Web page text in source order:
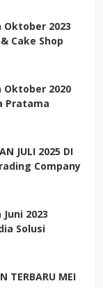
Oktober 2023
Cake Shop
Oktober 2020
Pratama
JULI 2025 DI
Company
2023
Solusi
TERBARU MEI